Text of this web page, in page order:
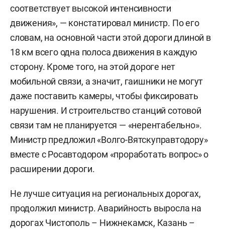
соответствует высокой интенсивности
движения», — констатировал министр. По его
словам, на основной части этой дороги длиной в
18 км всего одна полоса движения в каждую
сторону. Кроме того, на этой дороге нет
мобильной связи, а значит, гаишники не могут
даже поставить камеры, чтобы фиксировать
нарушения. И строительство станций сотовой
связи там не планируется — «нерентабельно».
Министр предложил «Волго-Вятскуправтодору»
вместе с Росавтодором «проработать вопрос» о
расширении дороги.
Не лучше ситуация на региональных дорогах,
продолжил министр. Аварийность выросла на
дорогах Чистополь – Нижнекамск, Казань –